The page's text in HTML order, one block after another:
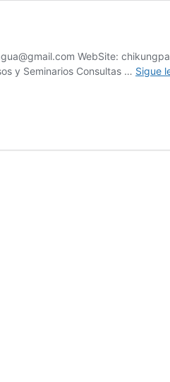
WebSite:
y Seminarios Consultas … Sigue